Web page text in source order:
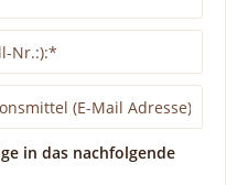
in das nachfolgende